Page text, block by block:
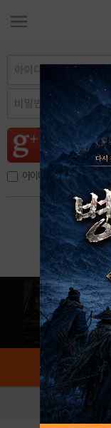
아이디, 이메일 저장
아이